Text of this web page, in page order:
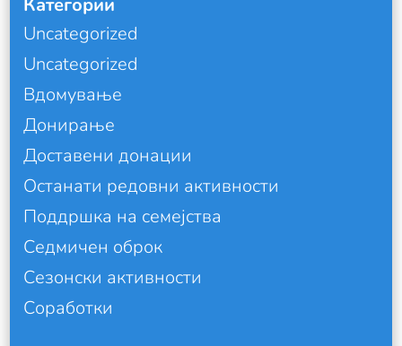
Uncategorized
Uncategorized
Вдомување
Донирање
Доставени донации
Останати редовни активности
Поддршка на семејства
Седмичен оброк
Сезонски активности
Соработки